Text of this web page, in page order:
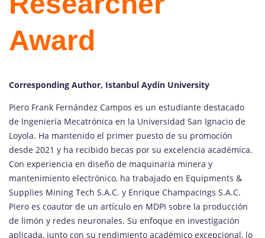
Award
Corresponding Author, Istanbul Aydin University
Piero Frank Fernández Campos es un estudiante destacado
de Ingeniería Mecatrónica en la Universidad San Ignacio de
Loyola. Ha mantenido el primer puesto de su promoción
desde 2021 y ha recibido becas por su excelencia académica.
Con experiencia en diseño de maquinaria minera y
mantenimiento electrónico, ha trabajado en Equipments &
Supplies Mining Tech S.A.C. y Enrique ChampacIngs S.A.C.
Piero es coautor de un artículo en MDPI sobre la producción
de limón y redes neuronales. Su enfoque en investigación
aplicada, junto con su rendimiento académico excepcional, lo